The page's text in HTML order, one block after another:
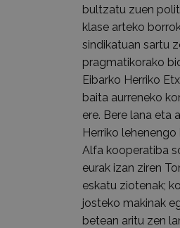
bultzatu zuen
klase arteko
sindikatuan sartu
pragmatikorako
Eibarko Herriko
baita aurreneko
ere. Bere lana eta
Herriko
Alfa kooperatiba
eurak izan ziren
eskatu ziotenak;
josteko makinak
betean aritu zen